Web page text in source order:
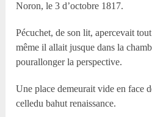
Noron, le 3 d’octobre 1817.
Pécuchet, de son lit, apercevait
même il allait jusque dans la
pourallonger la perspective.
Une place demeurait vide en face
celledu bahut renaissance.